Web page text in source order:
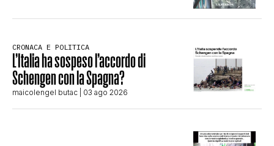
CRONACA E POLITICA
L’Italia ha sospeso l’accordo di
Schengen con la Spagna?
maicolengel butac | 03 ago 2026